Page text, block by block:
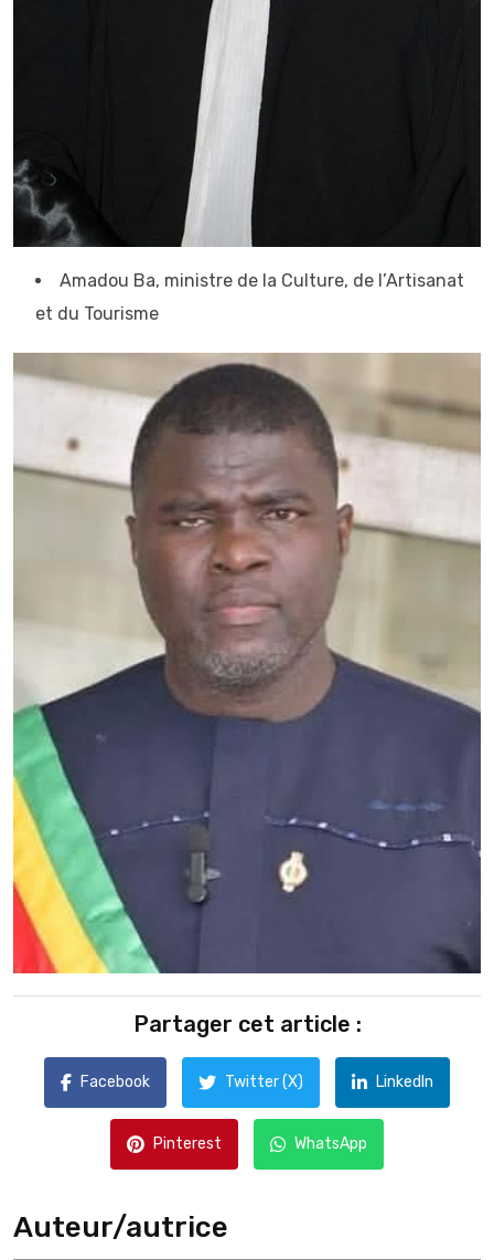
Amadou Ba, ministre de la Culture, de l’Artisanat
et du Tourisme
Partager cet article :
Facebook Twitter (X) LinkedIn
Pinterest WhatsApp
Auteur/autrice